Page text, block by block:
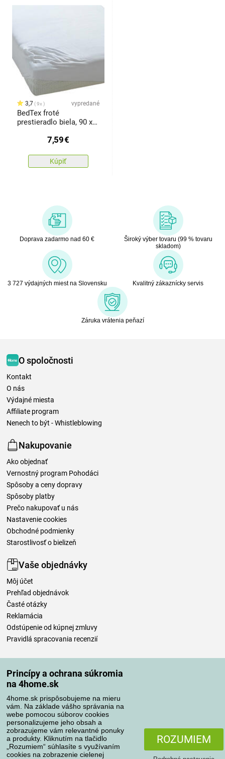
Princípy a ochrana súkromia
na 4home.sk
4home.sk prispôsobujeme na mieru
vám. Na základe vášho správania na
webe pomocou súborov cookies
personalizujeme jeho obsah a
zobrazujeme vám relevantné ponuky
a produkty. Kliknutím na tlačidlo
„Rozumiem“ súhlasíte s využívaním
cookies na zobrazenie cielenej
ROZUMIEM
3,7 9x vypredané
BedTex froté
prestieradlo biela, 90 x
7,59€
Kúpiť
Doprava zadarmo nad 60 €
Široký výber tovaru (99 % tovaru
skladom)
3 727 výdajných miest na Slovensku Kvalitný zákaznícky servis
Záruka vrátenia peňazí
O spoločnosti
Kontakt
O nás
Výdajné miesta
Affiliate program
Nenech to být - Whistleblowing
Nakupovanie
Ako objednať
Vernostný program Pohodáci
Spôsoby a ceny dopravy
Spôsoby platby
Prečo nakupovať u nás
Nastavenie cookies
Obchodné podmienky
Starostlivosť o bielizeň
Vaše objednávky
Môj účet
Prehľad objednávok
Časté otázky
Reklamácia
Odstúpenie od kúpnej zmluvy
Pravidlá spracovania recenzií
Spôsoby platby
Spoľahlivý obchod